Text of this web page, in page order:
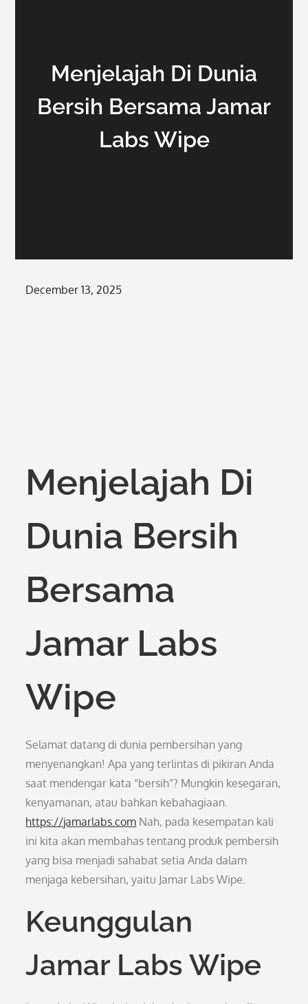
Menjelajah Di Dunia
Bersih Bersama Jamar
Labs Wipe
Posted
December 13, 2025
Menjelajah Di
Dunia Bersih
Bersama
Jamar Labs
Wipe
Selamat datang di dunia pembersihan yang
menyenangkan! Apa yang terlintas di pikiran Anda
saat mendengar kata “bersih”? Mungkin kesegaran,
kenyamanan, atau bahkan kebahagiaan.
https://jamarlabs.com Nah, pada kesempatan kali
ini kita akan membahas tentang produk pembersih
yang bisa menjadi sahabat setia Anda dalam
menjaga kebersihan, yaitu Jamar Labs Wipe.
Keunggulan
Jamar Labs Wipe